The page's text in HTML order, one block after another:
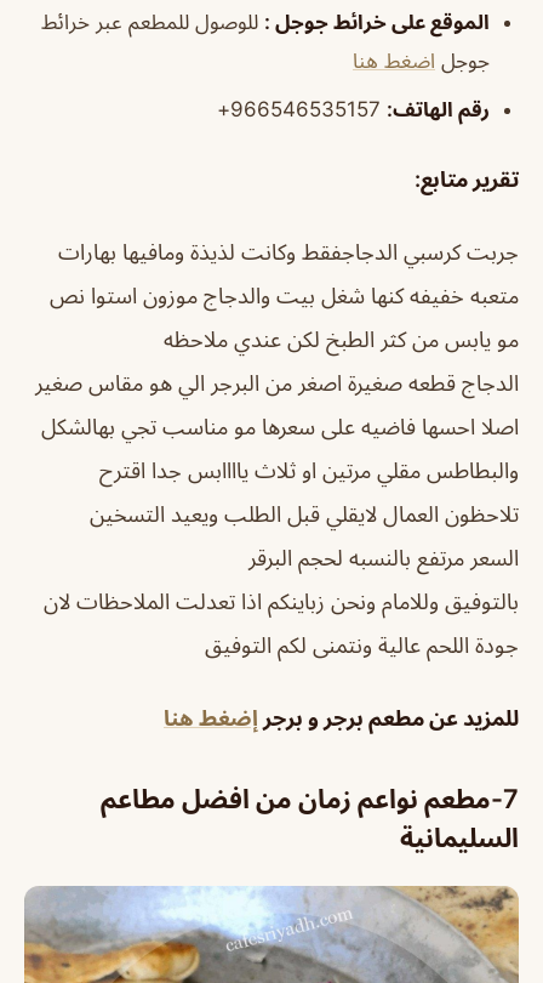
الموقع على خرائط جوجل : للوصول للمطعم عبر خرائط
جوجل اضغط هنا
رقم الهاتف:
966546535157+
تقرير متابع:
جربت كرسبي الدجاجفقط وكانت لذيذة ومافيها بهارات
متعبه خفيفه كنها شغل بيت والدجاج موزون استوا نص
مو يابس من كثر الطبخ لكن عندي ملاحظه
الدجاج قطعه صغيرة اصغر من البرجر الي هو مقاس صغير
اصلا احسها فاضيه على سعرها مو مناسب تجي بهالشكل
والبطاطس مقلي مرتين او ثلاث ياااابس جدا اقترح
تلاحظون العمال لايقلي قبل الطلب ويعيد التسخين
السعر مرتفع بالنسبه لحجم البرقر
بالتوفيق وللامام ونحن زباينكم اذا تعدلت الملاحظات لان
جودة اللحم عالية ونتمنى لكم التوفيق
للمزيد عن مطعم برجر و برجر إضغط هنا
7- مطعم نواعم زمان من افضل مطاعم
السليمانية